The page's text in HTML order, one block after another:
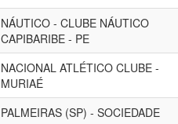
NÁUTICO - CLUBE NÁUTICO
CAPIBARIBE - PE
NACIONAL ATLÉTICO CLUBE -
MURIAÉ
PALMEIRAS (SP) - SOCIEDADE